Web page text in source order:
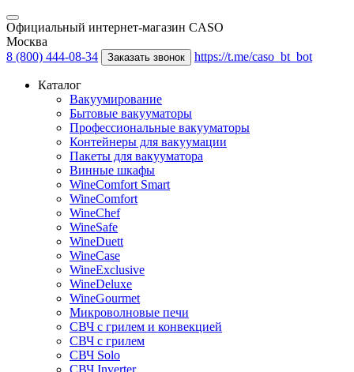
Официальный интернет-магазин CASO
Москва
8 (800) 444-08-34
Заказать звонок https://t.me/caso_bt_bot
Каталог
Вакуумирование
Бытовые вакууматоры
Профессиональные вакууматоры
Контейнеры для вакуумации
Пакеты для вакууматора
Винные шкафы
WineComfort Smart
WineComfort
WineChef
WineSafe
WineDuett
WineCase
WineExclusive
WineDeluxe
WineGourmet
Микроволновые печи
СВЧ с грилем и конвекцией
СВЧ с грилем
СВЧ Solo
СВЧ Inverter